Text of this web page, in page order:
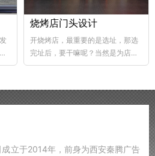
烧烤店门头设计
开烧烤店，最重要的是选址，那选
完址后，要干嘛呢？当然是为店铺
装修了，要知道烧烤店的装修...
立于2014年，前身为西安秦腾广告